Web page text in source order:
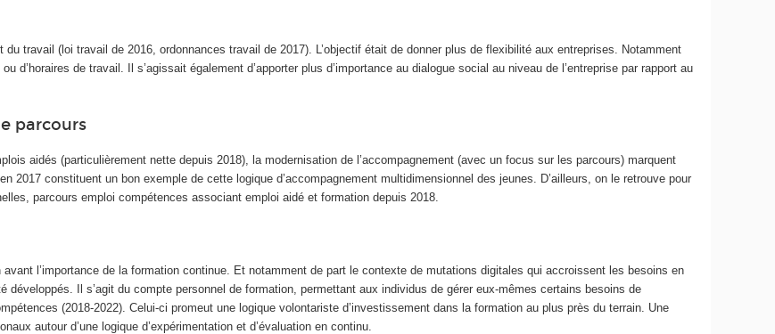
travail (loi travail de 2016, ordonnances travail de 2017). L’objectif était de donner plus de flexibilité aux entreprises. Notamment
d’horaires de travail. Il s’agissait également d’apporter plus d’importance au dialogue social au niveau de l’entreprise par rapport au
parcours
aidés (particulièrement nette depuis 2018), la modernisation de l’accompagnement (avec un focus sur les parcours) marquent
2017 constituent un bon exemple de cette logique d’accompagnement multidimensionnel des jeunes. D’ailleurs, on le retrouve pour
parcours emploi compétences associant emploi aidé et formation depuis 2018.
l’importance de la formation continue. Et notamment de part le contexte de mutations digitales qui accroissent les besoins en
Il s’agit du compte personnel de formation, permettant aux individus de gérer eux-mêmes certains besoins de
(2018-2022). Celui-ci promeut une logique volontariste d’investissement dans la formation au plus près du terrain. Une
autour d’une logique d’expérimentation et d’évaluation en continu.